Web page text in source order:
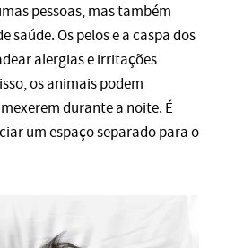
pessoas, mas também
saúde. Os pelos e a caspa dos
alergias e irritações
os animais podem
durante a noite. É
um espaço separado para o